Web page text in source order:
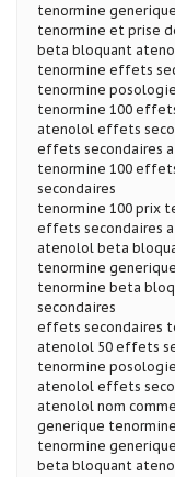
tenormine
tenormine et prise
beta bloquant
tenormine effets
tenormine
tenormine 100
atenolol effets
effets secondaires
tenormine 100
secondaires
tenormine 100 prix
effets secondaires
atenolol beta
tenormine
tenormine beta
secondaires
effets secondaires
atenolol 50 effets
tenormine
atenolol effets
atenolol nom
generique
tenormine
beta bloquant